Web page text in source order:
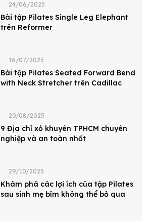
24/06/2025
Bài tập Pilates Single Leg Elephant
trên Reformer
16/07/2025
Bài tập Pilates Seated Forward Bend
with Neck Stretcher trên Cadillac
20/08/2025
9 Địa chỉ xỏ khuyên TPHCM chuyên
nghiệp và an toàn nhất
29/10/2025
Khám phá các lợi ích của tập Pilates
sau sinh mẹ bỉm không thể bỏ qua